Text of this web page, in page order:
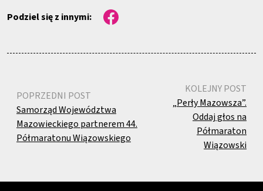
Podziel się z innymi:
POPRZEDNI POST
Samorząd Województwa
Mazowieckiego partnerem 44.
Półmaratonu Wiązowskiego
KOLEJNY POST
„Perły Mazowsza”.
Oddaj głos na
Półmaraton
Wiązowski